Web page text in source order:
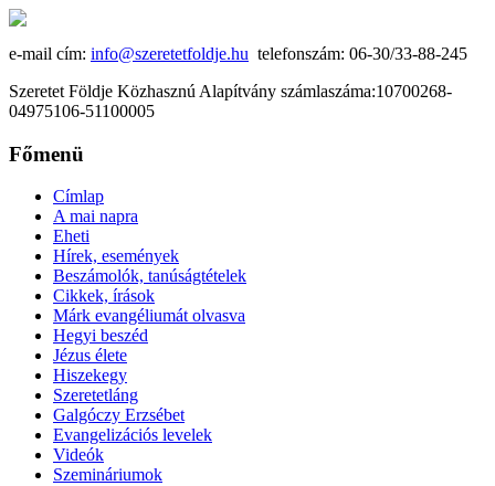
e-mail cím: info@szeretetfoldje.hu telefonszám: 06-30/33-88-245
Szeretet Földje Közhasznú Alapítvány számlaszáma:10700268-
04975106-51100005
Főmenü
Címlap
A mai napra
Eheti
Hírek, események
Beszámolók, tanúságtételek
Cikkek, írások
Márk evangéliumát olvasva
Hegyi beszéd
Jézus élete
Hiszekegy
Szeretetláng
Galgóczy Erzsébet
Evangelizációs levelek
Videók
Szemináriumok